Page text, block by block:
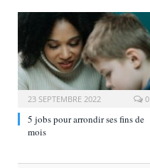
23 SEPTEMBRE 2022 0
5 jobs pour arrondir ses fins de
mois